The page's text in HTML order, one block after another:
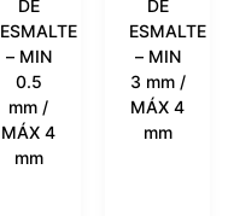
DE
ESMALTE
– MIN
0.5
mm /
MÁX 4
mm
DE
ESMALTE
– MIN
3 mm /
MÁX 4
mm